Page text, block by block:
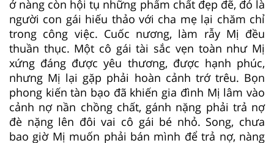
ở nàng còn hội tụ những phẩm chất đẹp đẽ, đó là
người con gái hiếu thảo với cha mẹ lại chăm chỉ
trong công việc. Cuốc nương, làm rẫy Mị đều
thuần thục. Một cô gái tài sắc vẹn toàn như Mị
xứng đáng được yêu thương, được hạnh phúc,
nhưng Mị lại gặp phải hoàn cảnh trớ trêu. Bọn
phong kiến tàn bạo đã khiến gia đình Mị lâm vào
cảnh nợ nần chồng chất, gánh nặng phải trả nợ
đè nặng lên đôi vai cô gái bé nhỏ. Song, chưa
bao giờ Mị muốn phải bán mình để trả nợ, nàng